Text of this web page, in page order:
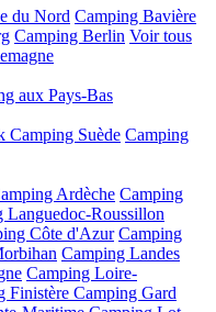
du Nord Camping Bavière
Camping Berlin Voir tous
aux Pays-Bas
Camping Suède Camping
Ardèche Camping
Languedoc-Roussillon
Côte d'Azur Camping
Camping Landes
Camping Loire-
Finistère Camping Gard